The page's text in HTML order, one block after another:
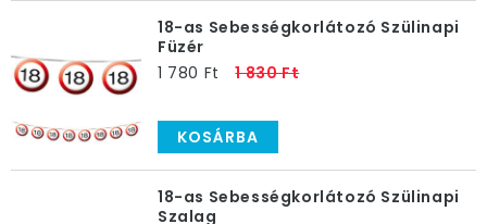
18-as Sebességkorlátozó Szülinapi
Füzér
1 780 Ft
1 830 Ft
KOSÁRBA
18-as Sebességkorlátozó Szülinapi
Szalag